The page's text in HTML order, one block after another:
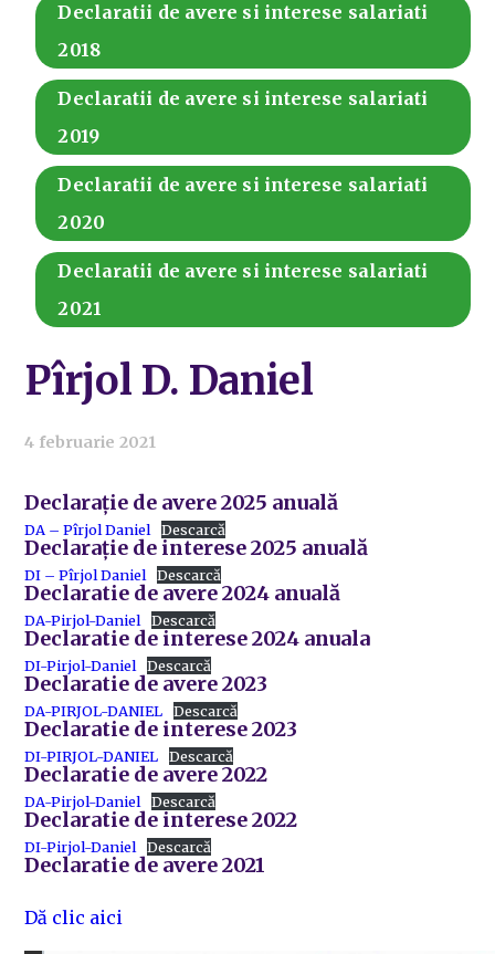
Declaratii de avere si interese salariati
2018
Declaratii de avere si interese salariati
2019
Declaratii de avere si interese salariati
2020
Declaratii de avere si interese salariati
2021
Pîrjol D. Daniel
4 februarie 2021
Declarație de avere 2025 anuală
DA – Pîrjol Daniel Descarcă
Declarație de interese 2025 anuală
DI – Pîrjol Daniel Descarcă
Declaratie de avere 2024 anuală
DA-Pirjol-Daniel Descarcă
Declaratie de interese 2024 anuala
DI-Pirjol-Daniel Descarcă
Declaratie de avere 2023
DA-PIRJOL-DANIEL Descarcă
Declaratie de interese 2023
DI-PIRJOL-DANIEL Descarcă
Declaratie de avere 2022
DA-Pirjol-Daniel Descarcă
Declaratie de interese 2022
DI-Pirjol-Daniel Descarcă
Declaratie de avere 2021
Dă clic aici